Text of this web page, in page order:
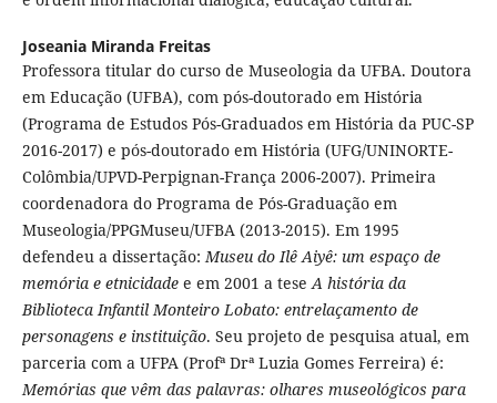
Joseania Miranda Freitas
Professora titular do curso de Museologia da UFBA. Doutora
em Educação (UFBA), com pós-doutorado em História
(Programa de Estudos Pós-Graduados em História da PUC-SP
2016-2017) e pós-doutorado em História (UFG/UNINORTE-
Colômbia/UPVD-Perpignan-França 2006-2007). Primeira
coordenadora do Programa de Pós-Graduação em
Museologia/PPGMuseu/UFBA (2013-2015). Em 1995
defendeu a dissertação:Museu do Ilê Aiyê: um espaço de
memória e etnicidadee em 2001 a teseA história da
Biblioteca Infantil Monteiro Lobato: entrelaçamento de
personagens e instituição. Seu projeto de pesquisa atual, em
parceria com a UFPA (Profª Drª Luzia Gomes Ferreira) é:
Memórias que vêm das palavras: olhares museológicos para